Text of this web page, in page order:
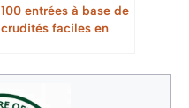
100 entrées à base de
crudités faciles en